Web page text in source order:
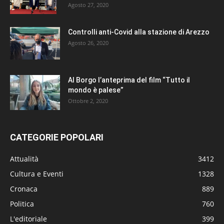
Agosto 27, 2020
Controlli anti-Covid alla stazione di Arezzo
Agosto 26, 2020
Al Borgo l’anteprima del film “Tutto il
mondo è palese”
Ottobre 2, 2020
CATEGORIE POPOLARI
Attualità
3412
Cultura e Eventi
1328
Cronaca
889
Politica
760
L'editoriale
399